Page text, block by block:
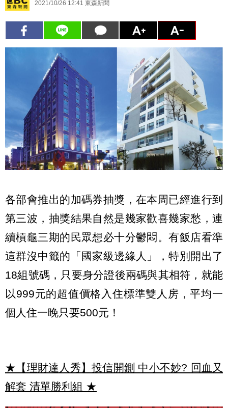
2021/10/26 12:41 東森新聞
各部會推出的加碼券抽獎，在本周已經進行到
第三波，抽獎結果自然是幾家歡喜幾家愁，連
續槓龜三期的民眾想必十分鬱悶。有飯店看準
這群沒中籤的「國家級邊緣人」，特別開出了
18組號碼，只要身分證後兩碼與其相符，就能
以999元的超值價格入住標準雙人房，平均一
個人住一晚只要500元！
★【理財達人秀】投信開鍘 中小不妙? 回血又
解套 清單勝利組 ★